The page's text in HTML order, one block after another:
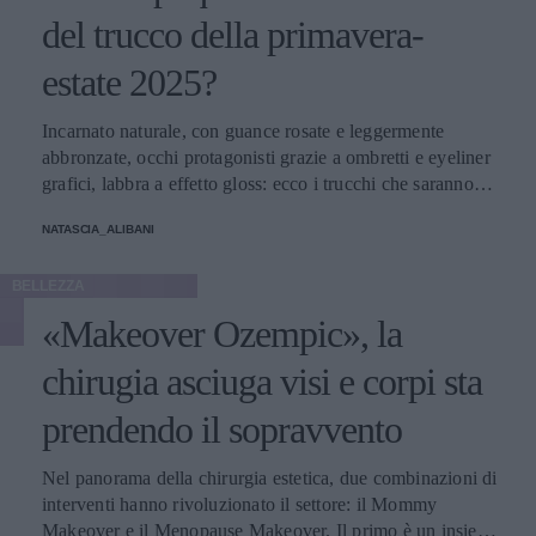
del trucco della primavera-
estate 2025?
Incarnato naturale, con guance rosate e leggermente
abbronzate, occhi protagonisti grazie a ombretti e eyeliner
grafici, labbra a effetto gloss: ecco i trucchi che saranno
NATASCIA_ALIBANI
«Makeover Ozempic», la
chirugia asciuga visi e corpi sta
prendendo il sopravvento
Nel panorama della chirurgia estetica, due combinazioni di
interventi hanno rivoluzionato il settore: il Mommy
Makeover e il Menopause Makeover. Il primo è un insieme